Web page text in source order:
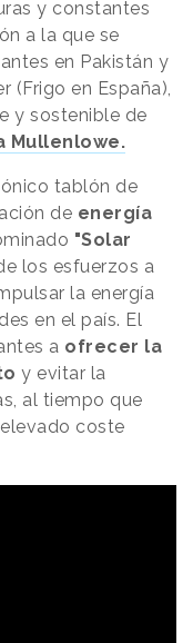
y constantes
a la que se
en Pakistán y
(Frigo en España),
y sostenible de
Mullenlowe.
tablón de
de energía
"Solar
los esfuerzos a
la energía
en el país. El
a ofrecer la
y evitar la
al tiempo que
coste